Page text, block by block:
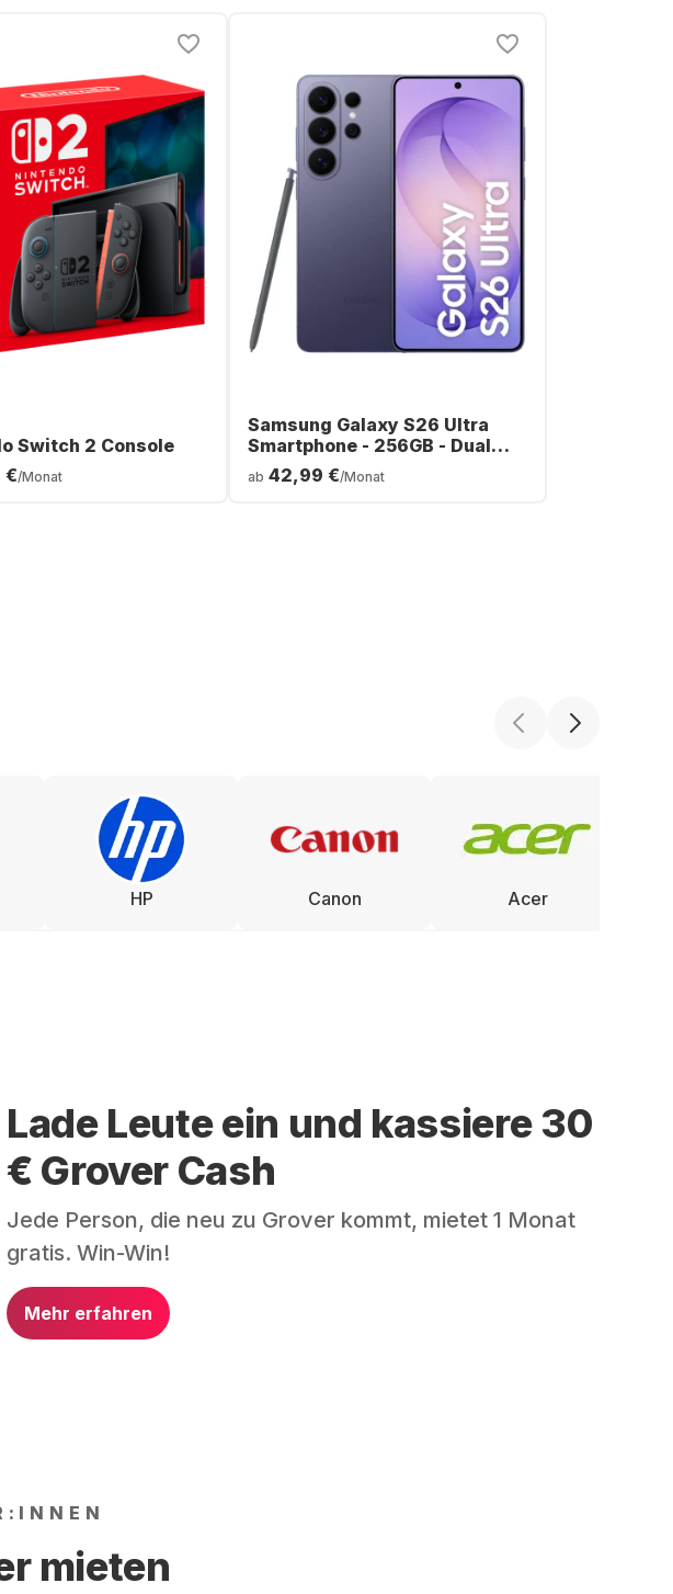
Switch 2 Console
€/Monat
Samsung Galaxy S26 Ultra
Smartphone - 256GB - Dual
SIM
ab 42,99 €/Monat
HP Canon Acer
Lade Leute ein und kassiere 30
€ Grover Cash
Jede Person, die neu zu Grover kommt, mietet 1 Monat
gratis. Win-Win!
Mehr erfahren
mieten